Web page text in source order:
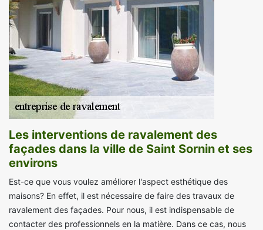
Les interventions de ravalement des
façades dans la ville de Saint Sornin et ses
environs
Est-ce que vous voulez améliorer l'aspect esthétique des
maisons? En effet, il est nécessaire de faire des travaux de
ravalement des façades. Pour nous, il est indispensable de
contacter des professionnels en la matière. Dans ce cas, nous